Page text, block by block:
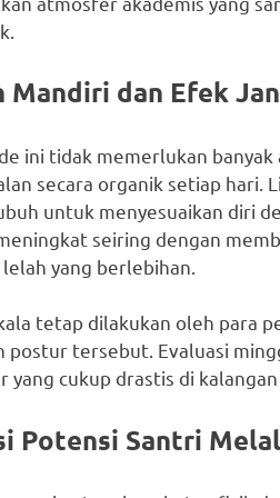
Mandiri dan Efek
ini tidak memerlukan
secara organik setiap hari.
untuk menyesuaikan diri
seiring dengan
yang berlebihan.
tetap dilakukan oleh para
postur tersebut. Evaluasi
yang cukup drastis di
Potensi Santri